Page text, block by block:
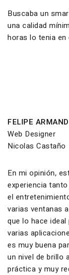
Buscaba un
una calidad
horas lo tenia en
FELIPE
Web Designer
Nicolas Castaño
En mi opinión,
experiencia
el
varias ventanas
que lo hace
varias
es muy buena
un nivel de brillo
práctica y muy